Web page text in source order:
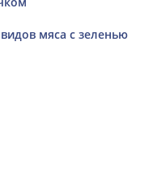
мяса с зеленью